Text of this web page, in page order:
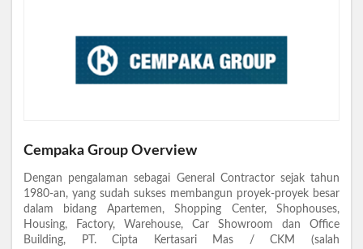
Cempaka Group Overview
Dengan pengalaman sebagai General Contractor sejak tahun
1980-an, yang sudah sukses membangun proyek-proyek besar
dalam bidang Apartemen, Shopping Center, Shophouses,
Housing, Factory, Warehouse, Car Showroom dan Office
Building, PT. Cipta Kertasari Mas / CKM (salah